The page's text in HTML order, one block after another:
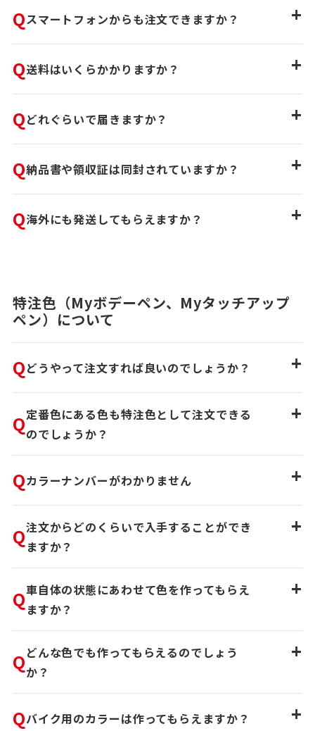
Qスマートフォンからも注文できますか？ +
Q送料はいくらかかりますか？ +
Qどれぐらいで届きますか？ +
Q納品書や領収証は同封されていますか？ +
Q海外にも発送してもらえますか？ +
特注色（Myボデーペン、Myタッチアップ
ペン）について
Qどうやって注文すれば良いのでしょうか？ +
Q定番色にある色も特注色として注文できる
のでしょうか？
+
Qカラーナンバーがわかりません +
Q注文からどのくらいで入手することができ
ますか？
+
Q車自体の状態にあわせて色を作ってもらえ
ますか？
+
Qどんな色でも作ってもらえるのでしょう
か？
+
Qバイク用のカラーは作ってもらえますか？ +